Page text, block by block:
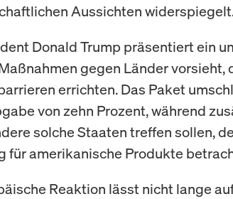
Aussichten
Donald Trump präsentiert ein
gegen Länder vorsieht,
errichten. Das Paket
von zehn Prozent, während
solche Staaten treffen sollen,
für amerikanische Produkte
Reaktion lässt nicht lange